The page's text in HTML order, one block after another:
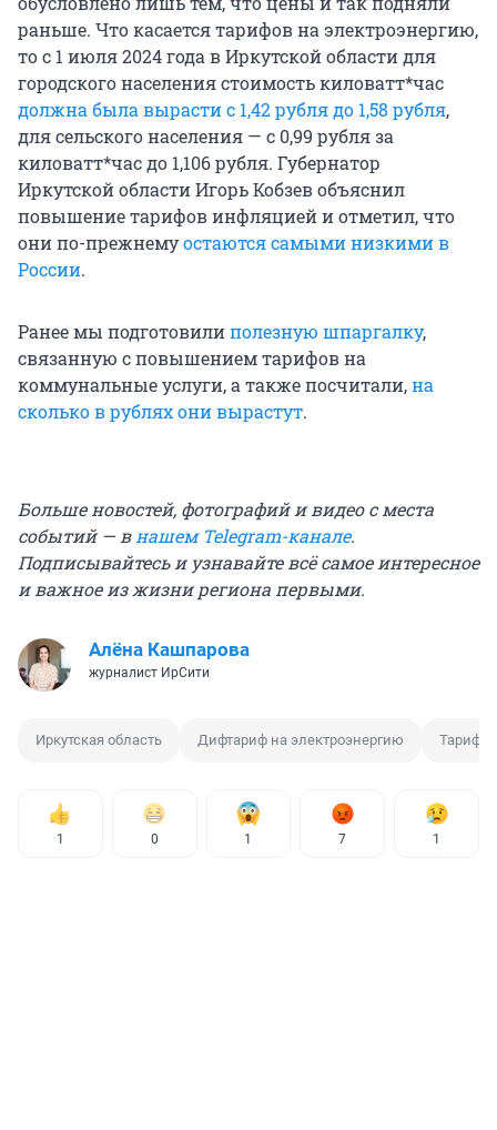
раньше. Что касается тарифов на электроэнергию,
то с 1 июля 2024 года в Иркутской области для
городского населения стоимость киловатт*час
должна была вырасти с 1,42 рубля до 1,58 рубля,
для сельского населения — с 0,99 рубля за
киловатт*час до 1,106 рубля. Губернатор
Иркутской области Игорь Кобзев объяснил
повышение тарифов инфляцией и отметил, что
они по-прежнемуостаются самыми низкими в
России.
Ранее мы подготовилиполезную шпаргалку,
связанную с повышением тарифов на
коммунальные услуги, а также посчитали,на
сколько в рублях они вырастут.
Больше новостей, фотографий и видео с места
событий — внашем Telegram-канале.
Подписывайтесь и узнавайте всё самое интересное
и важное из жизни региона первыми.
Алёна Кашпарова
журналист ИрСити
Иркутская область Дифтариф на электроэнергию Тариф
1 0 1 7 1